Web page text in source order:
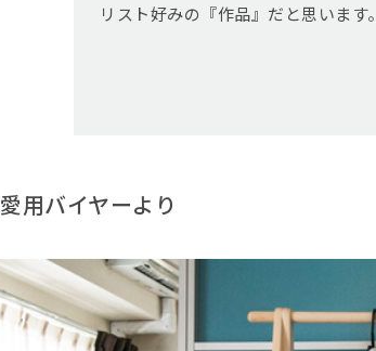
リスト好みの『作品』だと思います。
愛用バイヤーより